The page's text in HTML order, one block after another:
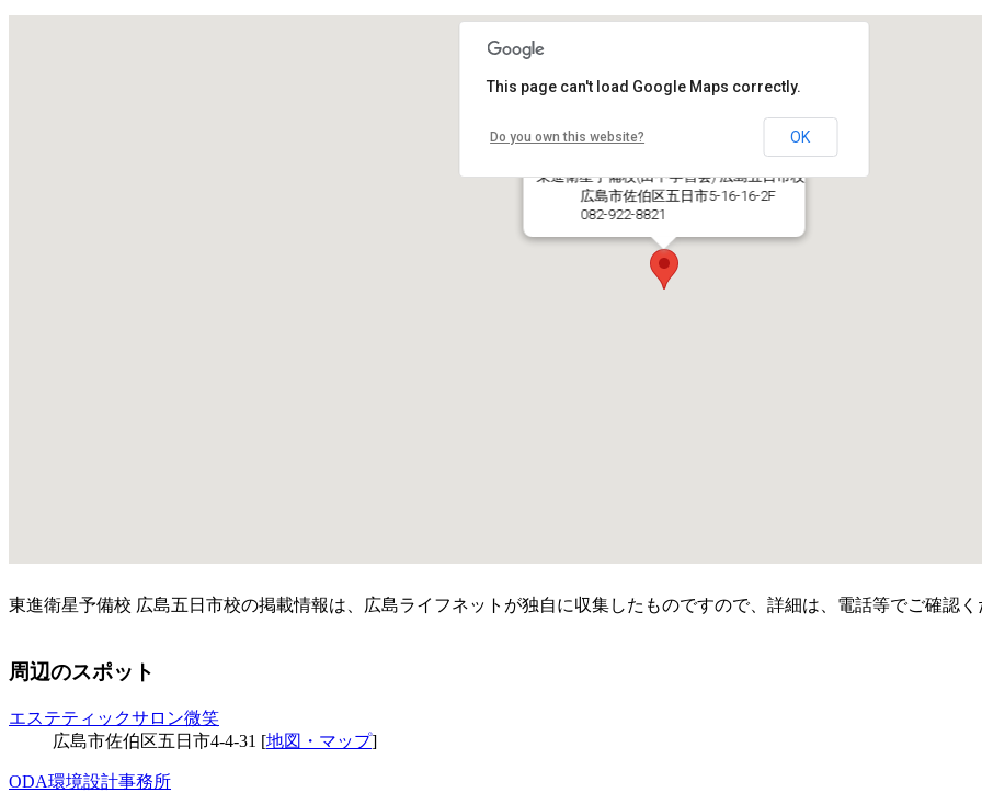
東進衛星予備校(田中学習会) 広島五日市校
広島市佐伯区五日市5-16-16-2F
082-922-8821
This page can't load Google Maps correctly.
Do you own this website? OK
東進衛星予備校 広島五日市校の掲載情報は、広島ライフネットが独自に収集したものですので、詳細は、電話等でご確認
周辺のスポット
エステティックサロン微笑
広島市佐伯区五日市4-4-31 [地図・マップ]
ODA環境設計事務所